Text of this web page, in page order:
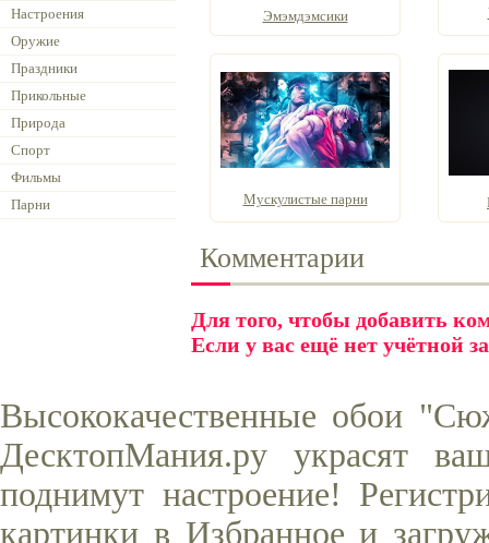
Настроения
Оружие
Праздники
Прикольные
Природа
Спорт
Фильмы
Парни
Эмэмдэмсики
Мускулистые парни
Комментарии
Для того, чтобы добавить
Если у вас ещё нет учётной
Высококачественные обои
ДесктопМания.ру украсят
поднимут настроение!
картинки в Избранное и